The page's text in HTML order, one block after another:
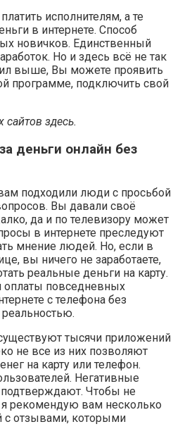
исполнителям, а те
в интернете. Способ
новичков. Единственный
Но и здесь всё не так
выше, Вы можете проявить
программе, подключить свой
здесь.
деньги онлайн без
подходили люди с просьбой
Вы давали своё
да и по телевизору может
в интернете преследуют
мнение людей. Но, если в
вы ничего не заработаете,
реальные деньги на карту.
оплаты повседневных
с телефона без
тысячи приложений
не все из них позволяют
на карту или телефон.
Негативные
Чтобы не
рекомендую вам несколько
с отзывами, которыми